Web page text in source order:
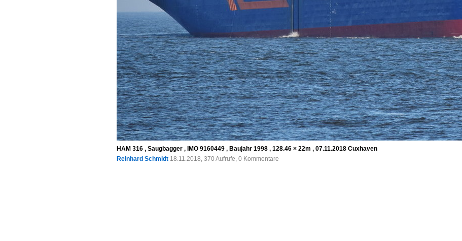
HAM 316 , Saugbagger , IMO 9160449 , Baujahr 1998 , 128.46 × 22m , 07.11.2018 Cuxhaven
Reinhard Schmidt 18.11.2018, 370 Aufrufe, 0 Kommentare